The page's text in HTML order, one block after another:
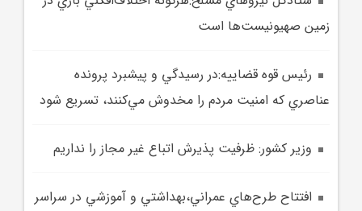
زمين صهيونيست‌ها است
رئيس قوه قضاييه:در رسيدگي و پيشبرد پرونده
عناصري که امنيت مردم را مخدوش مي‌کنند، تسريع شود
وزير کشور: ظرفيت پذيرش اتباع غير مجاز را نداريم
افتتاح طرح‌هاي عمراني،بهداشتي و آموزشي در سراسر